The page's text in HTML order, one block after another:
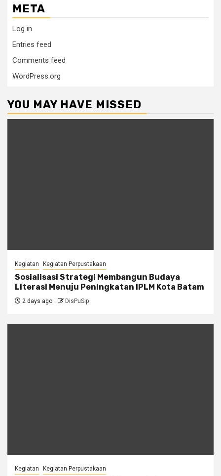
META
Log in
Entries feed
Comments feed
WordPress.org
YOU MAY HAVE MISSED
Kegiatan Kegiatan Perpustakaan
Sosialisasi Strategi Membangun Budaya
Literasi Menuju Peningkatan IPLM Kota Batam
2 days ago DisPuSip
Kegiatan Kegiatan Perpustakaan